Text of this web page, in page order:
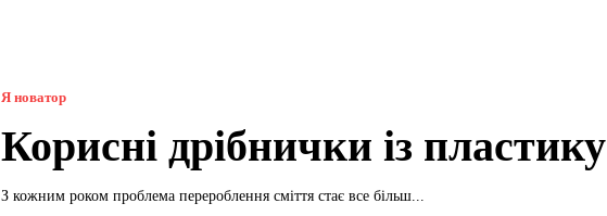
Я новатор
Корисні дрібнички із пластику
З кожним роком проблема перероблення сміття стає все більш...